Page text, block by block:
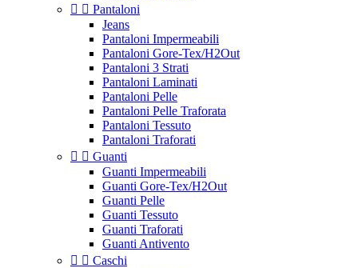
  Pantaloni
Jeans
Pantaloni Impermeabili
Pantaloni Gore-Tex/H2Out
Pantaloni 3 Strati
Pantaloni Laminati
Pantaloni Pelle
Pantaloni Pelle Traforata
Pantaloni Tessuto
Pantaloni Traforati
  Guanti
Guanti Impermeabili
Guanti Gore-Tex/H2Out
Guanti Pelle
Guanti Tessuto
Guanti Traforati
Guanti Antivento
  Caschi